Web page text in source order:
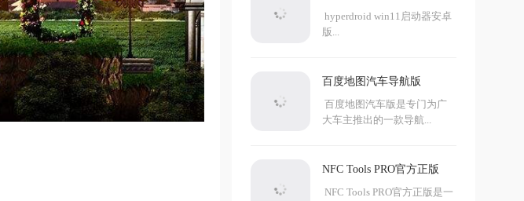
hyperdroid win11启动器安卓
版...
百度地图汽车导航版
百度地图汽车版是专门为广
大车主推出的一款导航...
NFC Tools PRO官方正版
NFC Tools PRO官方正版是一